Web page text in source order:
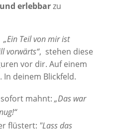
erlebbarzu
„Ein Teil von mir ist
vorwärts“, stehen diese
vor dir. Auf einem
In deinem Blickfeld.
sofort mahnt:„Das war
flüstert: "Lass das